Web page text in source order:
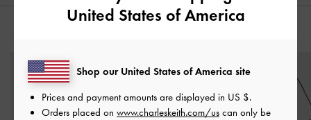
United States of America
Shop our United States of America site
Prices and payment amounts are displayed in US $.
Orders placed on www.charleskeith.com/us can only be